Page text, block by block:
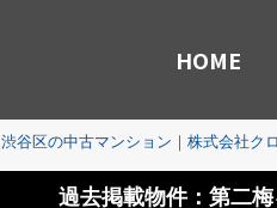
HOME
渋谷区の中古マンション｜株式会社ク
過去掲載物件：第二